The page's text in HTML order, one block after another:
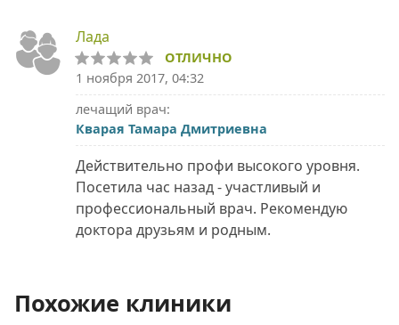
Лада
ОТЛИЧНО
1 ноября 2017, 04:32
лечащий врач:
Кварая Тамара Дмитриевна
Действительно профи высокого уровня.
Посетила час назад - участливый и
профессиональный врач. Рекомендую
доктора друзьям и родным.
Похожие клиники